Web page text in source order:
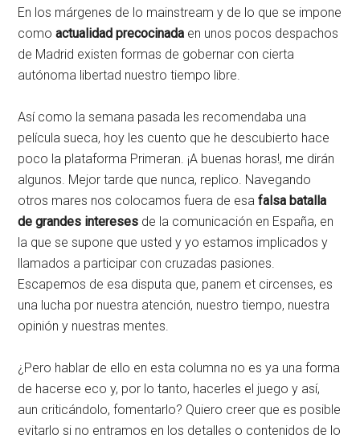
En los márgenes de lo mainstream y de lo que se impone
como actualidad precocinada en unos pocos despachos
de Madrid existen formas de gobernar con cierta
autónoma libertad nuestro tiempo libre.
Así como la semana pasada les recomendaba una
película sueca, hoy les cuento que he descubierto hace
poco la plataforma Primeran. ¡A buenas horas!, me dirán
algunos. Mejor tarde que nunca, replico. Navegando
otros mares nos colocamos fuera de esa falsa batalla
de grandes intereses de la comunicación en España, en
la que se supone que usted y yo estamos implicados y
llamados a participar con cruzadas pasiones.
Escapemos de esa disputa que, panem et circenses, es
una lucha por nuestra atención, nuestro tiempo, nuestra
opinión y nuestras mentes.
¿Pero hablar de ello en esta columna no es ya una forma
de hacerse eco y, por lo tanto, hacerles el juego y así,
aun criticándolo, fomentarlo? Quiero creer que es posible
evitarlo si no entramos en los detalles o contenidos de lo